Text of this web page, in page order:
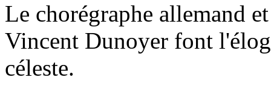
Le chorégraphe allemand
Vincent Dunoyer font
céleste.